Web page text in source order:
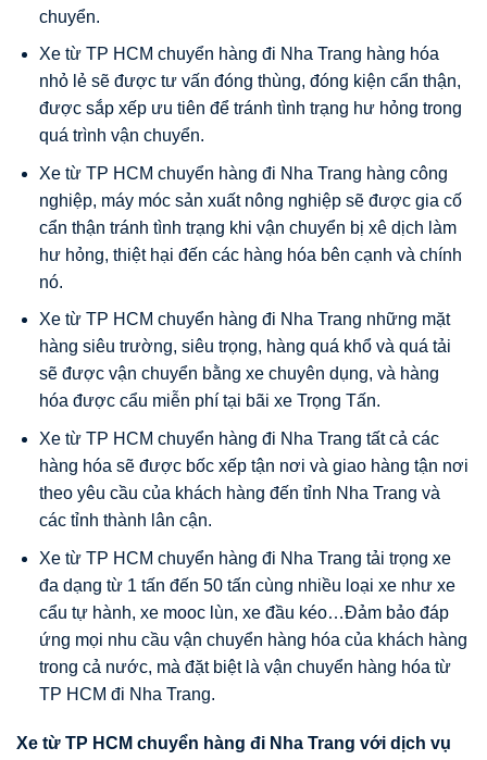
chuyển.
Xe từ TP HCM chuyển hàng đi Nha Trang hàng hóa
nhỏ lẻ sẽ được tư vấn đóng thùng, đóng kiện cẩn thận,
được sắp xếp ưu tiên để tránh tình trạng hư hỏng trong
quá trình vận chuyển.
Xe từ TP HCM chuyển hàng đi Nha Trang hàng công
nghiệp, máy móc sản xuất nông nghiệp sẽ được gia cố
cẩn thận tránh tình trạng khi vận chuyển bị xê dịch làm
hư hỏng, thiệt hại đến các hàng hóa bên cạnh và chính
nó.
Xe từ TP HCM chuyển hàng đi Nha Trang những mặt
hàng siêu trường, siêu trọng, hàng quá khổ và quá tải
sẽ được vận chuyển bằng xe chuyên dụng, và hàng
hóa được cẩu miễn phí tại bãi xe Trọng Tấn.
Xe từ TP HCM chuyển hàng đi Nha Trang tất cả các
hàng hóa sẽ được bốc xếp tận nơi và giao hàng tận nơi
theo yêu cầu của khách hàng đến tỉnh Nha Trang và
các tỉnh thành lân cận.
Xe từ TP HCM chuyển hàng đi Nha Trang tải trọng xe
đa dạng từ 1 tấn đến 50 tấn cùng nhiều loại xe như xe
cẩu tự hành, xe mooc lùn, xe đầu kéo…Đảm bảo đáp
ứng mọi nhu cầu vận chuyển hàng hóa của khách hàng
trong cả nước, mà đặt biệt là vận chuyển hàng hóa từ
TP HCM đi Nha Trang.
Xe từ TP HCM chuyển hàng đi Nha Trang với dịch vụ